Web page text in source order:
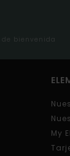
bienvenida
My